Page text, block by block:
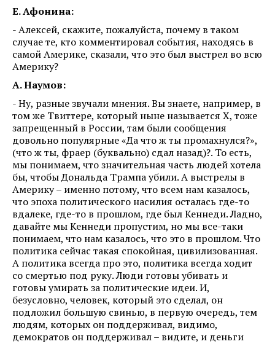
Е. Афонина:
- Алексей, скажите, пожалуйста, почему в таком
случае те, кто комментировал события, находясь в
самой Америке, сказали, что это был выстрел во всю
Америку?
А. Наумов:
- Ну, разные звучали мнения. Вы знаете, например, в
том же Твиттере, который ныне называется Х, тоже
запрещенный в России, там были сообщения
довольно популярные «Да что ж ты промахнулся?»,
(что ж ты, фраер (буквально) сдал назад)?. То есть,
мы понимаем, что значительная часть людей хотела
бы, чтобы Дональда Трампа убили. А выстрелы в
Америку – именно потому, что всем нам казалось,
что эпоха политического насилия осталась где-то
вдалеке, где-то в прошлом, где был Кеннеди. Ладно,
давайте мы Кеннеди пропустим, но мы все-таки
понимаем, что нам казалось, что это в прошлом. Что
политика сейчас такая спокойная, цивилизованная.
А политика всегда про это, политика всегда ходит
со смертью под руку. Люди готовы убивать и
готовы умирать за политические идеи. И,
безусловно, человек, который это сделал, он
подложил большую свинью, в первую очередь, тем
людям, которых он поддерживал, видимо,
демократов он поддерживал – видите, и деньги